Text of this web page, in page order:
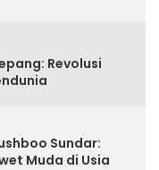
Revolusi
Sundar:
Muda di Usia